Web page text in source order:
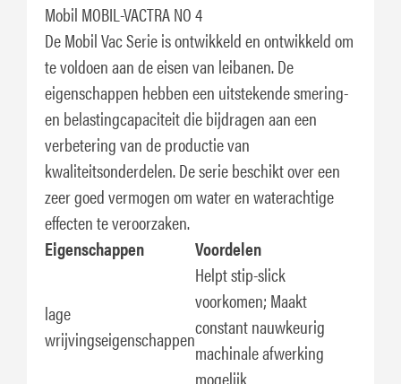
Mobil MOBIL-VACTRA NO 4
De Mobil Vac Serie is ontwikkeld en ontwikkeld om
te voldoen aan de eisen van leibanen. De
eigenschappen hebben een uitstekende smering-
en belastingcapaciteit die bijdragen aan een
verbetering van de productie van
kwaliteitsonderdelen. De serie beschikt over een
zeer goed vermogen om water en waterachtige
effecten te veroorzaken.
Eigenschappen
Voordelen
lage
wrijvingseigenschappen
Helpt stip-slick
voorkomen; Maakt
constant nauwkeurig
machinale afwerking
mogelijk